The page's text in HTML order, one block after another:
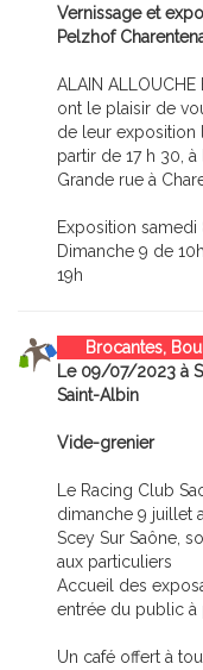
Vernissage et
Pelzhof
ALAIN ALLOUCHE
ont le plaisir de
de leur exposition
partir de 17 h 30,
Grande rue à
Exposition samedi
Dimanche 9 de
19h
Brocantes,
Le 09/07/2023 à
Saint-Albin
Vide-grenier
Le Racing Club
dimanche 9 juillet
Scey Sur Saône,
aux particuliers
Accueil des
entrée du public à
Un café offert à